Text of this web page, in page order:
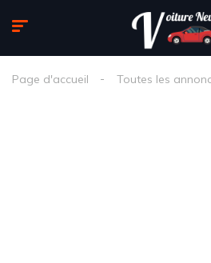
Page d'accueil Toutes les